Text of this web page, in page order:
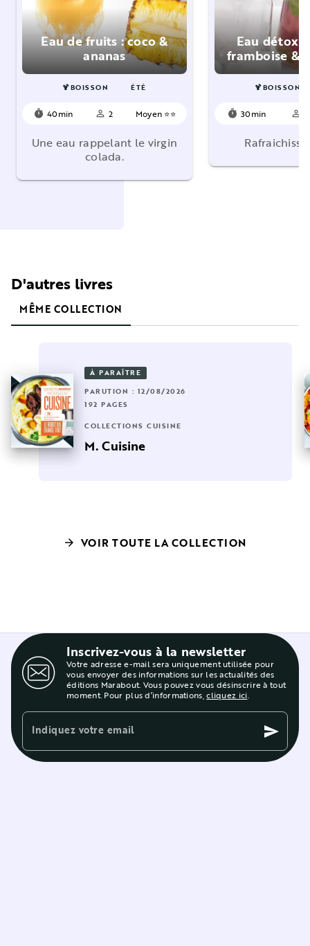
Eau de fruits : coco &
ananas
🍹BOISSON ÉTÉ
timer 40min person_outline 2 Moyen ⭐⭐
Une eau rappelant le virgin
colada.
Eau détox
framboise &
🍹BOISSON
timer 30min person_outline
D'autres livres
MÊME COLLECTION
À PARAÎTRE
PARUTION : 12/08/2026
192 PAGES
COLLECTIONS CUISINE
M. Cuisine
arrow_forward VOIR TOUTE LA COLLECTION
Inscrivez-vous à la newsletter
Votre adresse e-mail sera uniquement utilisée pour
vous envoyer des informations sur les actualités des
éditions Marabout. Vous pouvez vous désinscrire à tout
moment. Pour plus d’informations,cliquez ici.
Indiquez votre email send